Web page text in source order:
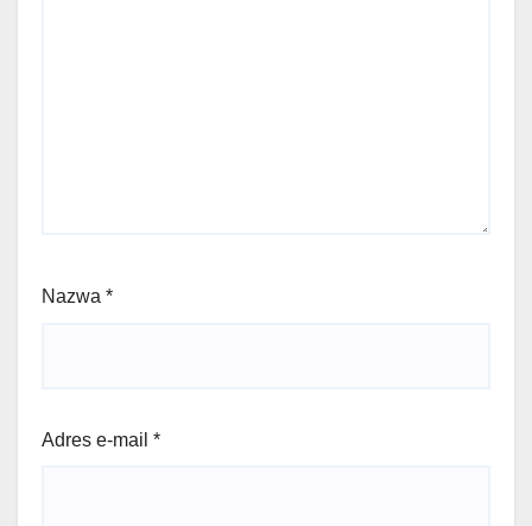
Nazwa *
Adres e-mail *